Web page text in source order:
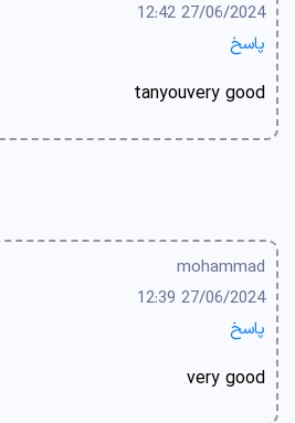
27/06/2024 12:42
پاسخ
tanyouvery good
mohammad
27/06/2024 12:39
پاسخ
very good